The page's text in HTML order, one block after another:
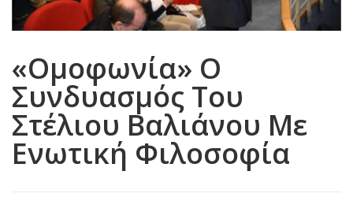
«Ομοφωνία» Ο
Συνδυασμός Του
Στέλιου Βαλιάνου Με
Ενωτική Φιλοσοφία